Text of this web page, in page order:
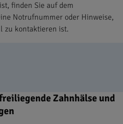
finden Sie auf dem
Notrufnummer oder Hinweise,
zu kontaktieren ist.
Zahnhälse und